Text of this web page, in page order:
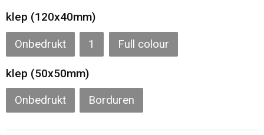
Themapakketten
Caps, Hoeden en Mutsen
Gilets
Kledingaccessoires
klep (120x40mm)
Onbedrukt 1 Full colour
klep (50x50mm)
Onbedrukt Borduren